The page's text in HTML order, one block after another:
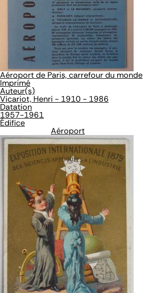
Aéroport de Paris, carrefour du monde
Imprimé
Auteur(s)
Vicariot, Henri - 1910 - 1986
Datation
1957-1961
Édifice
Aéroport